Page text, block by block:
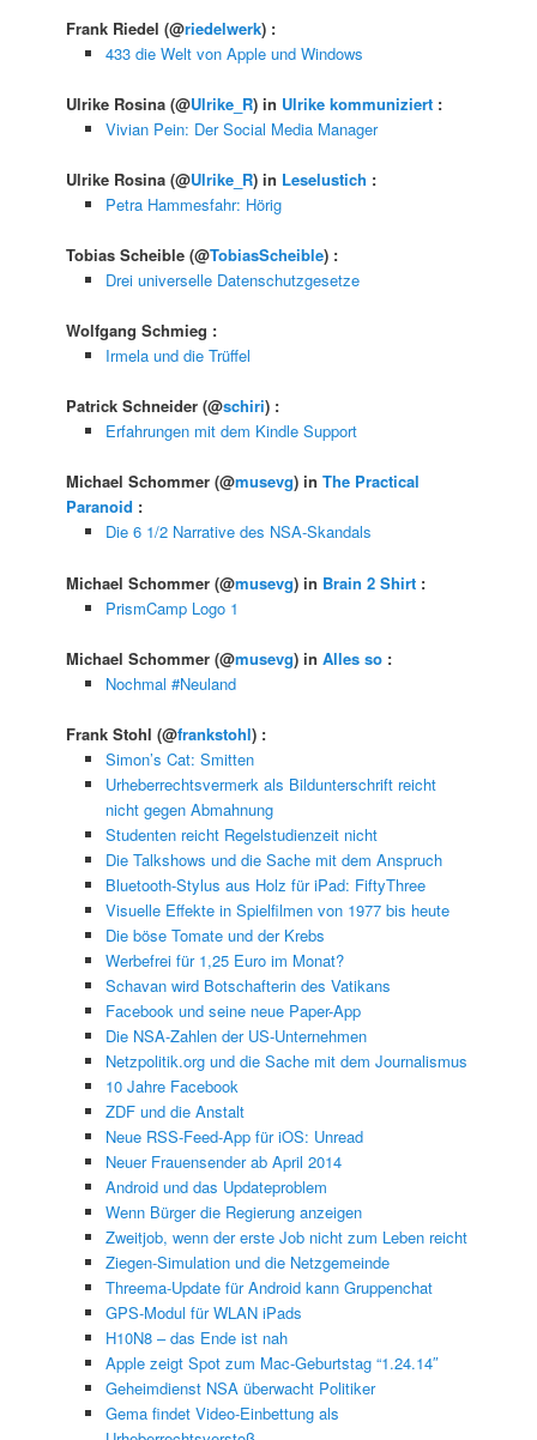
Frank Riedel(@riedelwerk) :
433 die Welt von Apple und Windows
Ulrike Rosina(@Ulrike_R) in Ulrike kommuniziert :
Vivian Pein: Der Social Media Manager
Ulrike Rosina(@Ulrike_R) in Leselustich :
Petra Hammesfahr: Hörig
Tobias Scheible(@TobiasScheible) :
Drei universelle Datenschutzgesetze
Wolfgang Schmieg :
Irmela und die Trüffel
Patrick Schneider(@schiri) :
Erfahrungen mit dem Kindle Support
Michael Schommer(@musevg) inThe Practical
Paranoid :
Die 6 1/2 Narrative des NSA-Skandals
Michael Schommer(@musevg) in Brain 2 Shirt :
PrismCamp Logo 1
Michael Schommer(@musevg) inAlles so :
Nochmal #Neuland
Frank Stohl(@frankstohl) :
Simon’s Cat: Smitten
Urheberrechtsvermerk als Bildunterschrift reicht
nicht gegen Abmahnung
Studenten reicht Regelstudienzeit nicht
Die Talkshows und die Sache mit dem Anspruch
Bluetooth-Stylus aus Holz für iPad: FiftyThree
Visuelle Effekte in Spielfilmen von 1977 bis heute
Die böse Tomate und der Krebs
Werbefrei für 1,25 Euro im Monat?
Schavan wird Botschafterin des Vatikans
Facebook und seine neue Paper-App
Die NSA-Zahlen der US-Unternehmen
Netzpolitik.org und die Sache mit dem Journalismus
10 Jahre Facebook
ZDF und die Anstalt
Neue RSS-Feed-App für iOS: Unread
Neuer Frauensender ab April 2014
Android und das Updateproblem
Wenn Bürger die Regierung anzeigen
Zweitjob, wenn der erste Job nicht zum Leben reicht
Ziegen-Simulation und die Netzgemeinde
Threema-Update für Android kann Gruppenchat
GPS-Modul für WLAN iPads
H10N8 – das Ende ist nah
Apple zeigt Spot zum Mac-Geburtstag “1.24.14″
Geheimdienst NSA überwacht Politiker
Gema findet Video-Einbettung als